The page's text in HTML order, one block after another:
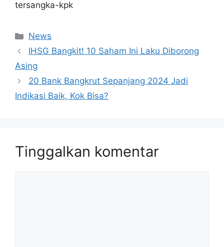
tersangka-kpk
Kategori
News
IHSG Bangkit! 10 Saham Ini Laku Diborong
Asing
20 Bank Bangkrut Sepanjang 2024 Jadi
Indikasi Baik, Kok Bisa?
Tinggalkan komentar